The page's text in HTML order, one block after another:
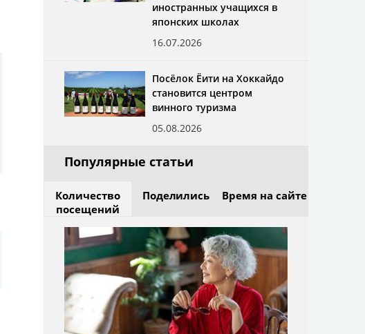
иностранных учащихся в
японских школах
16.07.2026
Посёлок Ёити на Хоккайдо
становится центром
винного туризма
05.08.2026
Популярные статьи
Количество
посещений
Поделились Время на сайте